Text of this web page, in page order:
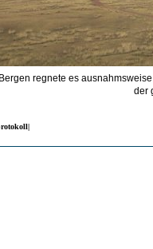
regnete es
der